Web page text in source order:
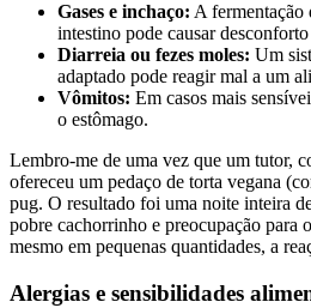
Gases e inchaço: A fermentação
intestino pode causar
Diarreia ou fezes moles: Um
adaptado pode reagir mal a um
Vômitos: Em casos mais
o estômago.
Lembro-me de uma vez que um tutor,
ofereceu um pedaço de torta vegana
pug. O resultado foi uma noite inteira
pobre cachorrinho e preocupação para
mesmo em pequenas quantidades, a
Alergias e sensibilidades